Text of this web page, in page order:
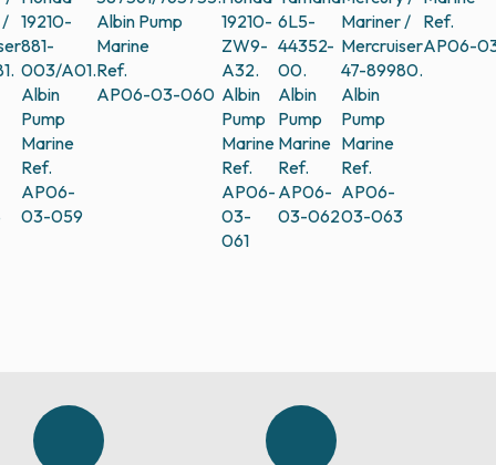
/ 19210-
881-
003/A01.
Albin
Pump
Marine
Ref.
AP06-
03-059
Albin Pump
Marine
Ref.
AP06-03-060
19210-
ZW9-
A32.
Albin
Pump
Marine
Ref.
AP06-
03-
061
6L5-
44352-
00.
Albin
Pump
Marine
Ref.
AP06-
03-062
Mariner /
Mercruiser
47-89980.
Albin
Pump
Marine
Ref.
AP06-
03-063
Ref.
AP06-